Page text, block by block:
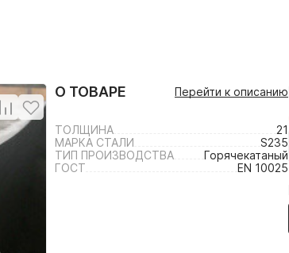
О ТОВАРЕ Перейти к описанию
ТОЛЩИНА
21
МАРКА СТАЛИ
S235
ТИП ПРОИЗВОДСТВА
Горячекатаный
ГОСТ
EN 10025